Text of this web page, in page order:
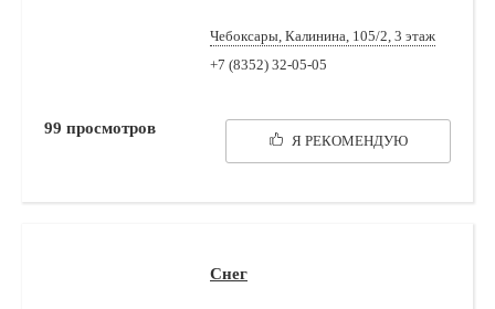
Чебоксары, Калинина, 105/2, 3 этаж
+7 (8352) 32-05-05
Я РЕКОМЕНДУЮ
99 просмотров
Снег